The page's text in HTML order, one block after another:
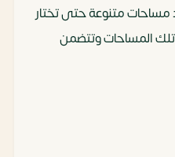
مساحات متنوعة حتى تختار
المساحات وتتضمن